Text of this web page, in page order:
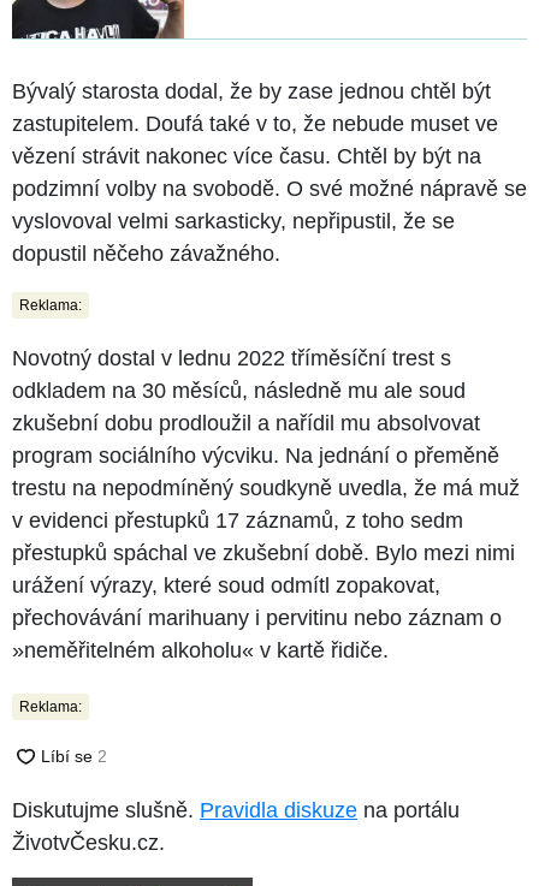
Bývalý starosta dodal, že by zase jednou chtěl být
zastupitelem. Doufá také v to, že nebude muset ve
vězení strávit nakonec více času. Chtěl by být na
podzimní volby na svobodě. O své možné nápravě se
vyslovoval velmi sarkasticky, nepřipustil, že se
dopustil něčeho závažného.
Reklama:
Novotný dostal v lednu 2022 tříměsíční trest s
odkladem na 30 měsíců, následně mu ale soud
zkušební dobu prodloužil a nařídil mu absolvovat
program sociálního výcviku. Na jednání o přeměně
trestu na nepodmíněný soudkyně uvedla, že má muž
v evidenci přestupků 17 záznamů, z toho sedm
přestupků spáchal ve zkušební době. Bylo mezi nimi
urážení výrazy, které soud odmítl zopakovat,
přechovávání marihuany i pervitinu nebo záznam o
»neměřitelném alkoholu« v kartě řidiče.
Reklama:
Diskutujme slušně. Pravidla diskuze na portálu
ŽivotvČesku.cz.